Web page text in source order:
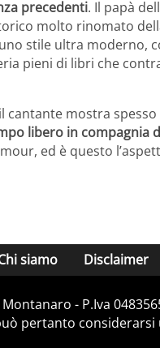
precedenti. Il papà
molto rinomato
stile ultra moderno,
pieni di libri che
mostra
libero in compagnia
ed è questo
siamo Disclaimer
- P.Iva
pertanto